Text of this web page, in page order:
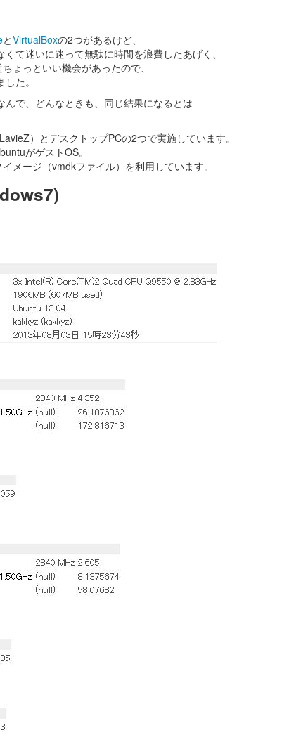
とVirtualBoxの2つがあるけど、
て迷いに迷って無駄に時間を浪費したあげく、
ょっといい機会があったので、
た。
で、どんなときも、同じ結果になるとは
）とデスクトップPCの2つで実施しています。
がゲストOS。
メージ（vmdkファイル）を利用しています。